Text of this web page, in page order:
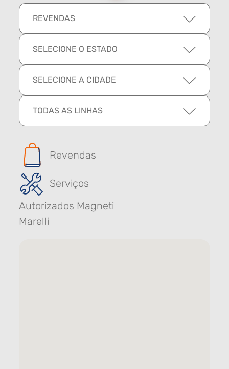
REVENDAS
SELECIONE O ESTADO
SELECIONE A CIDADE
TODAS AS LINHAS
Revendas
Serviços
Autorizados Magneti
Marelli